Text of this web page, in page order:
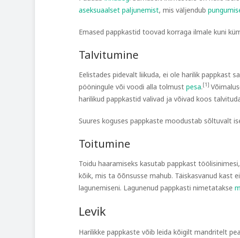
aseksuaalset paljunemist, mis väljendub
Emased pappkastid toovad korraga ilmale kuni
Talvitumine
Eelistades pidevalt liikuda, ei ole harilik pappkast
pööningule või voodi alla tolmust pesa.[1]
harilikud pappkastid valivad ja võivad koos
Suures koguses pappkaste moodustab sõltuvalt
Toitumine
Toidu haaramiseks kasutab pappkast
kõik, mis ta õõnsusse mahub. Täiskasvanud kast
lagunemiseni. Lagunenud pappkasti nimetatakse
Levik
Harilikke pappkaste võib leida kõigilt mandritelt